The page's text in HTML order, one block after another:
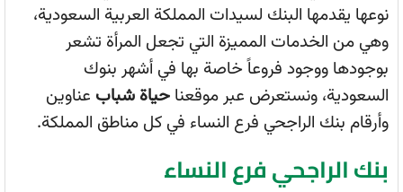
نوعها يقدمها البنك لسيدات المملكة العربية السعودية،
وهي من الخدمات المميزة التي تجعل المرأة تشعر
بوجودها ووجود فروعاً خاصة بها في أشهر بنوك
السعودية، ونستعرض عبر موقعنا حياة شباب عناوين
وأرقام بنك الراجحي فرع النساء في كل مناطق المملكة.
بنك الراجحي فرع النساء